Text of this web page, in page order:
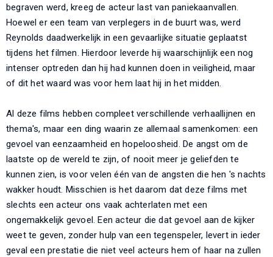
begraven werd, kreeg de acteur last van paniekaanvallen.
Hoewel er een team van verplegers in de buurt was, werd
Reynolds daadwerkelijk in een gevaarlijke situatie geplaatst
tijdens het filmen. Hierdoor leverde hij waarschijnlijk een nog
intenser optreden dan hij had kunnen doen in veiligheid, maar
of dit het waard was voor hem laat hij in het midden.
Al deze films hebben compleet verschillende verhaallijnen en
thema's, maar een ding waarin ze allemaal samenkomen: een
gevoel van eenzaamheid en hopeloosheid. De angst om de
laatste op de wereld te zijn, of nooit meer je geliefden te
kunnen zien, is voor velen één van de angsten die hen 's nachts
wakker houdt. Misschien is het daarom dat deze films met
slechts een acteur ons vaak achterlaten met een
ongemakkelijk gevoel. Een acteur die dat gevoel aan de kijker
weet te geven, zonder hulp van een tegenspeler, levert in ieder
geval een prestatie die niet veel acteurs hem of haar na zullen